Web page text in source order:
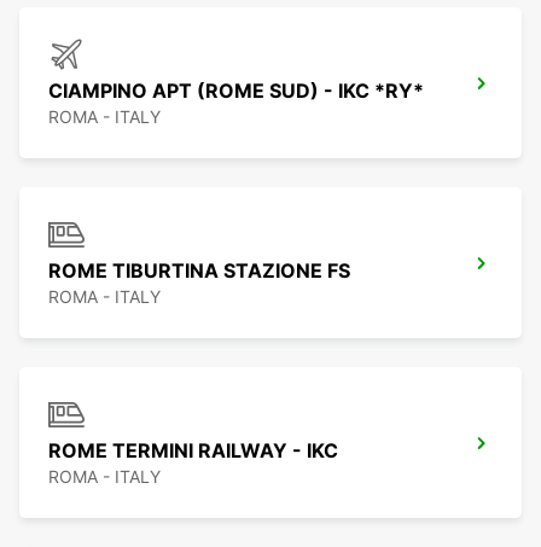
CIAMPINO APT (ROME SUD) - IKC *RY*
ROMA - ITALY
ROME TIBURTINA STAZIONE FS
ROMA - ITALY
ROME TERMINI RAILWAY - IKC
ROMA - ITALY